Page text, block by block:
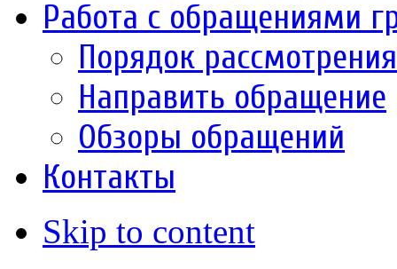
Работа с обращениями
Порядок
Направить обращение
Обзоры обращений
Контакты
Skip to content